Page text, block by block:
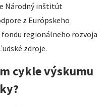
Národný inštitút
z Európskeho
regionálneho rozvoja
zdroje.
cykle výskumu